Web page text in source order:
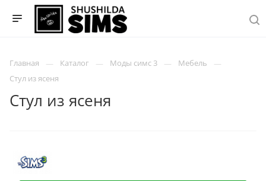
Главная Каталог Моды симс 3
Мебель
Стул из ясеня
Стул из ясеня